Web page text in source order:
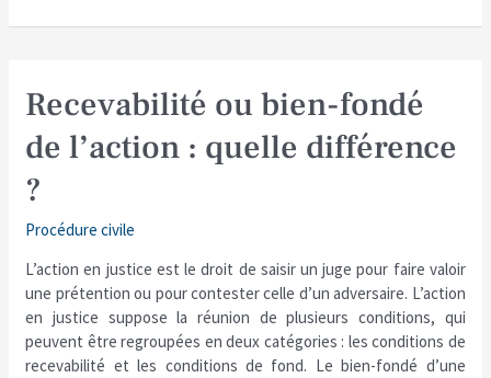
Recevabilité ou bien-fondé
de l’action : quelle différence
?
Procédure civile
L’action en justice est le droit de saisir un juge pour faire valoir
une prétention ou pour contester celle d’un adversaire. L’action
en justice suppose la réunion de plusieurs conditions, qui
peuvent être regroupées en deux catégories : les conditions de
recevabilité et les conditions de fond. Le bien-fondé d’une
Recevabilité
ou
bien-
fondé
de
:
quelle
différence
?